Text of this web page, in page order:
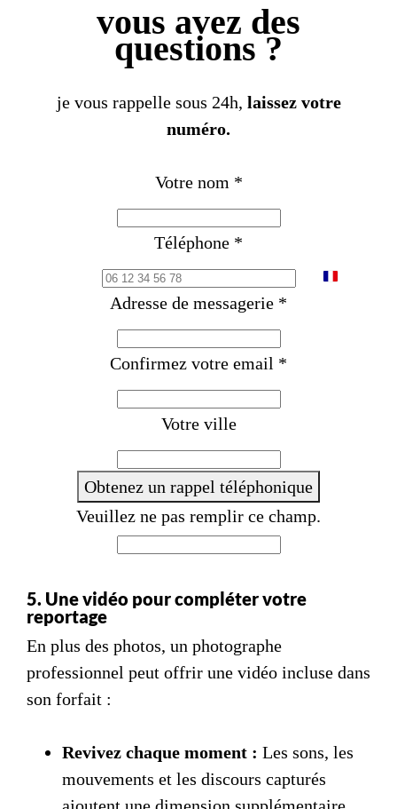
vous avez des
questions ?
je vous rappelle sous 24h, laissez votre
numéro.
Votre nom *
Téléphone *
F
Adresse de messagerie *
Confirmez votre email *
Votre ville
Obtenez un rappel téléphonique
Veuillez ne pas remplir ce champ.
5. Une vidéo pour compléter votre
reportage
En plus des photos, un photographe
professionnel peut offrir une vidéo incluse dans
son forfait :
Revivez chaque moment : Les sons, les
mouvements et les discours capturés
ajoutent une dimension supplémentaire.